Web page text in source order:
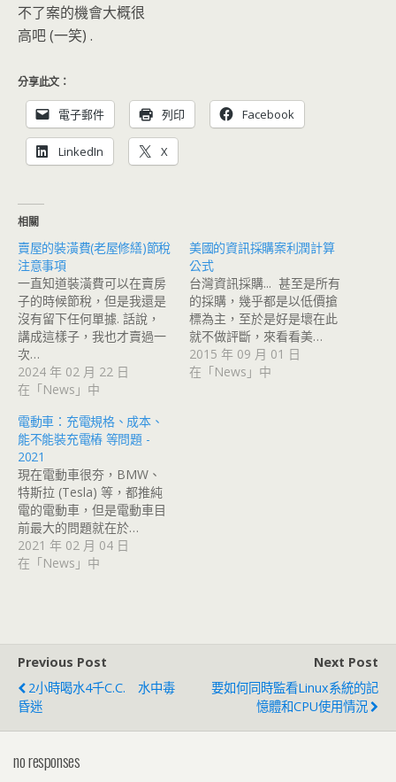
不了案的機會大概很
高吧 (一笑) .
分享此文：
電子郵件 列印 Facebook
LinkedIn X
相關
賣屋的裝潢費(老屋修繕)節稅
注意事項
一直知道裝潢費可以在賣房
子的時候節稅，但是我還是
沒有留下任何單據. 話說，
講成這樣子，我也才賣過一
次…
2024 年 02 月 22 日
在「News」中
美國的資訊採購案利潤計算
公式
台灣資訊採購... 甚至是所有
的採購，幾乎都是以低價搶
標為主，至於是好是壞在此
就不做評斷，來看看美…
2015 年 09 月 01 日
在「News」中
電動車：充電規格、成本、
能不能裝充電樁 等問題 -
2021
現在電動車很夯，BMW、
特斯拉 (Tesla) 等，都推純
電的電動車，但是電動車目
前最大的問題就在於…
2021 年 02 月 04 日
在「News」中
Previous Post
2小時喝水4千C.C. 水中毒
昏迷
Next Post
要如何同時監看Linux系統的記
憶體和CPU使用情況
no responses